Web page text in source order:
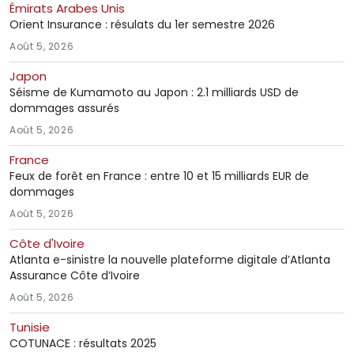
Émirats Arabes Unis
Orient Insurance : résulats du 1er semestre 2026
Août 5, 2026
Japon
Séisme de Kumamoto au Japon : 2.1 milliards USD de
dommages assurés
Août 5, 2026
France
Feux de forêt en France : entre 10 et 15 milliards EUR de
dommages
Août 5, 2026
Côte d'Ivoire
Atlanta e-sinistre la nouvelle plateforme digitale d’Atlanta
Assurance Côte d’Ivoire
Août 5, 2026
Tunisie
COTUNACE : résultats 2025